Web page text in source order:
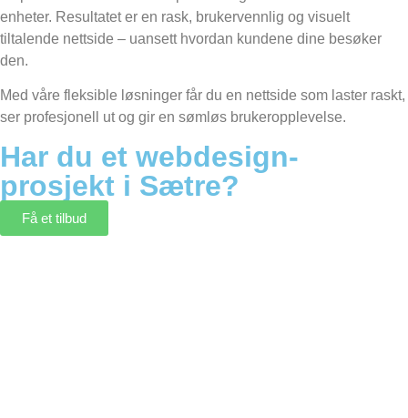
enheter. Resultatet er en rask, brukervennlig og visuelt
tiltalende nettside – uansett hvordan kundene dine besøker
den.
Med våre fleksible løsninger får du en nettside som laster raskt,
ser profesjonell ut og gir en sømløs brukeropplevelse.
Har du et webdesign-
prosjekt i Sætre?
Få et tilbud